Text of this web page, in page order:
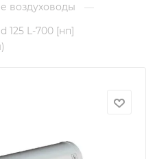
воздуховоды
—
L-700 [нп]